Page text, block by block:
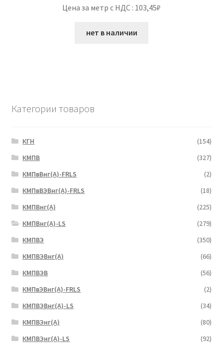
Цена за метр с НДС : 103,45₽
нет в наличии
Категории товаров
КГН
(154)
КМПВ
(327)
КМПвВнг(А)-FRLS
(2)
КМПвВЭВнг(А)-FRLS
(18)
КМПВнг(А)
(225)
КМПВнг(А)-LS
(279)
КМПВЭ
(350)
КМПВЭBнг(А)
(66)
КМПВЭВ
(56)
КМПвЭВнг(А)-FRLS
(2)
КМПВЭВнг(А)-LS
(34)
КМПВЭнг(А)
(80)
КМПВЭнг(А)-LS
(92)